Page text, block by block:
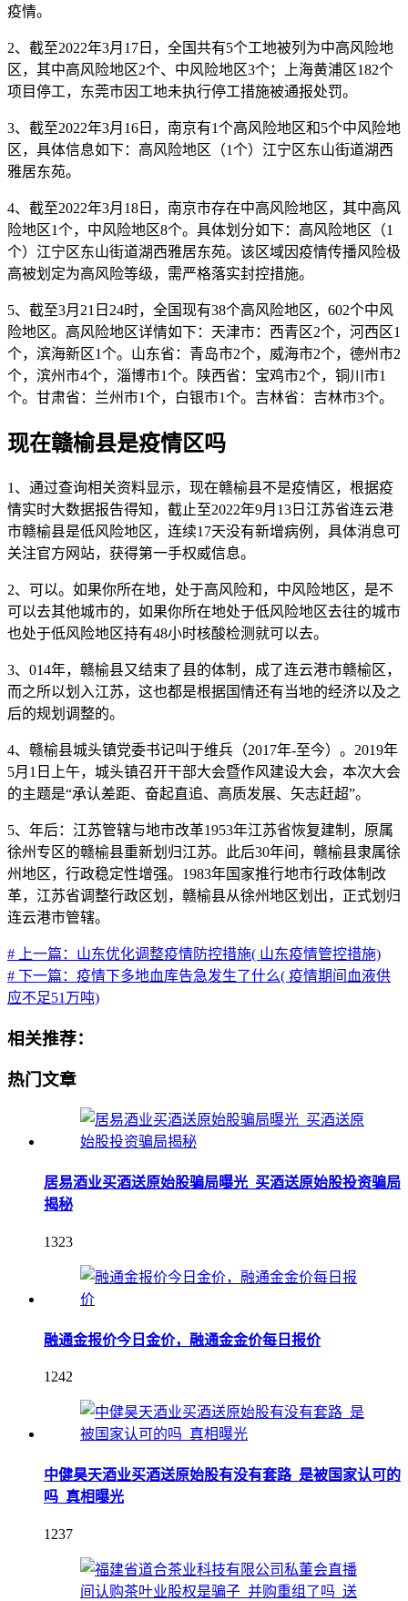
疫情。
2、截至2022年3月17日，全国共有5个工地被列为中高风险地
区，其中高风险地区2个、中风险地区3个；上海黄浦区182个
项目停工，东莞市因工地未执行停工措施被通报处罚。
3、截至2022年3月16日，南京有1个高风险地区和5个中风险地
区，具体信息如下：高风险地区（1个）江宁区东山街道湖西
雅居东苑。
4、截至2022年3月18日，南京市存在中高风险地区，其中高风
险地区1个，中风险地区8个。具体划分如下：高风险地区（1
个）江宁区东山街道湖西雅居东苑。该区域因疫情传播风险极
高被划定为高风险等级，需严格落实封控措施。
5、截至3月21日24时，全国现有38个高风险地区，602个中风
险地区。高风险地区详情如下：天津市：西青区2个，河西区1
个，滨海新区1个。山东省：青岛市2个，威海市2个，德州市2
个，滨州市4个，淄博市1个。陕西省：宝鸡市2个，铜川市1
个。甘肃省：兰州市1个，白银市1个。吉林省：吉林市3个。
现在赣榆县是疫情区吗
1、通过查询相关资料显示，现在赣榆县不是疫情区，根据疫
情实时大数据报告得知，截止至2022年9月13日江苏省连云港
市赣榆县是低风险地区，连续17天没有新增病例，具体消息可
关注官方网站，获得第一手权威信息。
2、可以。如果你所在地，处于高风险和，中风险地区，是不
可以去其他城市的，如果你所在地处于低风险地区去往的城市
也处于低风险地区持有48小时核酸检测就可以去。
3、014年，赣榆县又结束了县的体制，成了连云港市赣榆区，
而之所以划入江苏，这也都是根据国情还有当地的经济以及之
后的规划调整的。
4、赣榆县城头镇党委书记叫于维兵（2017年-至今）。2019年
5月1日上午，城头镇召开干部大会暨作风建设大会，本次大会
的主题是“承认差距、奋起直追、高质发展、矢志赶超”。
5、年后：江苏管辖与地市改革1953年江苏省恢复建制，原属
徐州专区的赣榆县重新划归江苏。此后30年间，赣榆县隶属徐
州地区，行政稳定性增强。1983年国家推行地市行政体制改
革，江苏省调整行政区划，赣榆县从徐州地区划出，正式划归
连云港市管辖。
# 上一篇：山东优化调整疫情防控措施( 山东疫情管控措施)
# 下一篇：疫情下多地血库告急发生了什么( 疫情期间血液供
应不足51万吨)
相关推荐：
热门文章
居易酒业买酒送原始股骗局曝光_买酒送原始股投资骗局
揭秘
1323
融通金报价今日金价，融通金金价每日报价
1242
中健昊天酒业买酒送原始股有没有套路_是被国家认可的
吗_真相曝光
1237